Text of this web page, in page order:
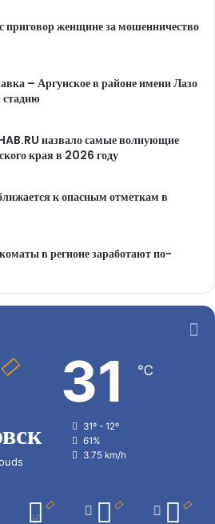
приговор женщине за мошенничество
– Аргунское в районе имени Лазо
назвало самые волнующие
края в 2026 году
к опасным отметкам в
в регионе заработают по-
31 ℃
31º - 12º
61%
3.75 km/h